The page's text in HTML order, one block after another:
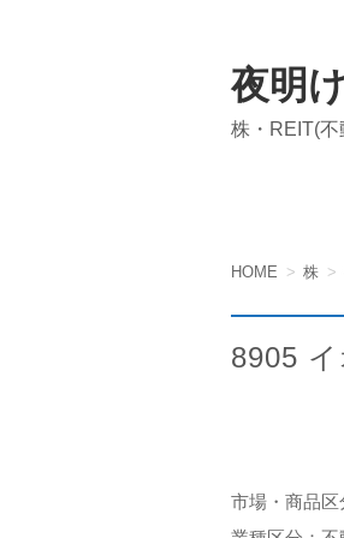
夜明
株・REIT(
HOME 株
8905
市場・商品区